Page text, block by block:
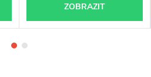
ZOBRAZIT